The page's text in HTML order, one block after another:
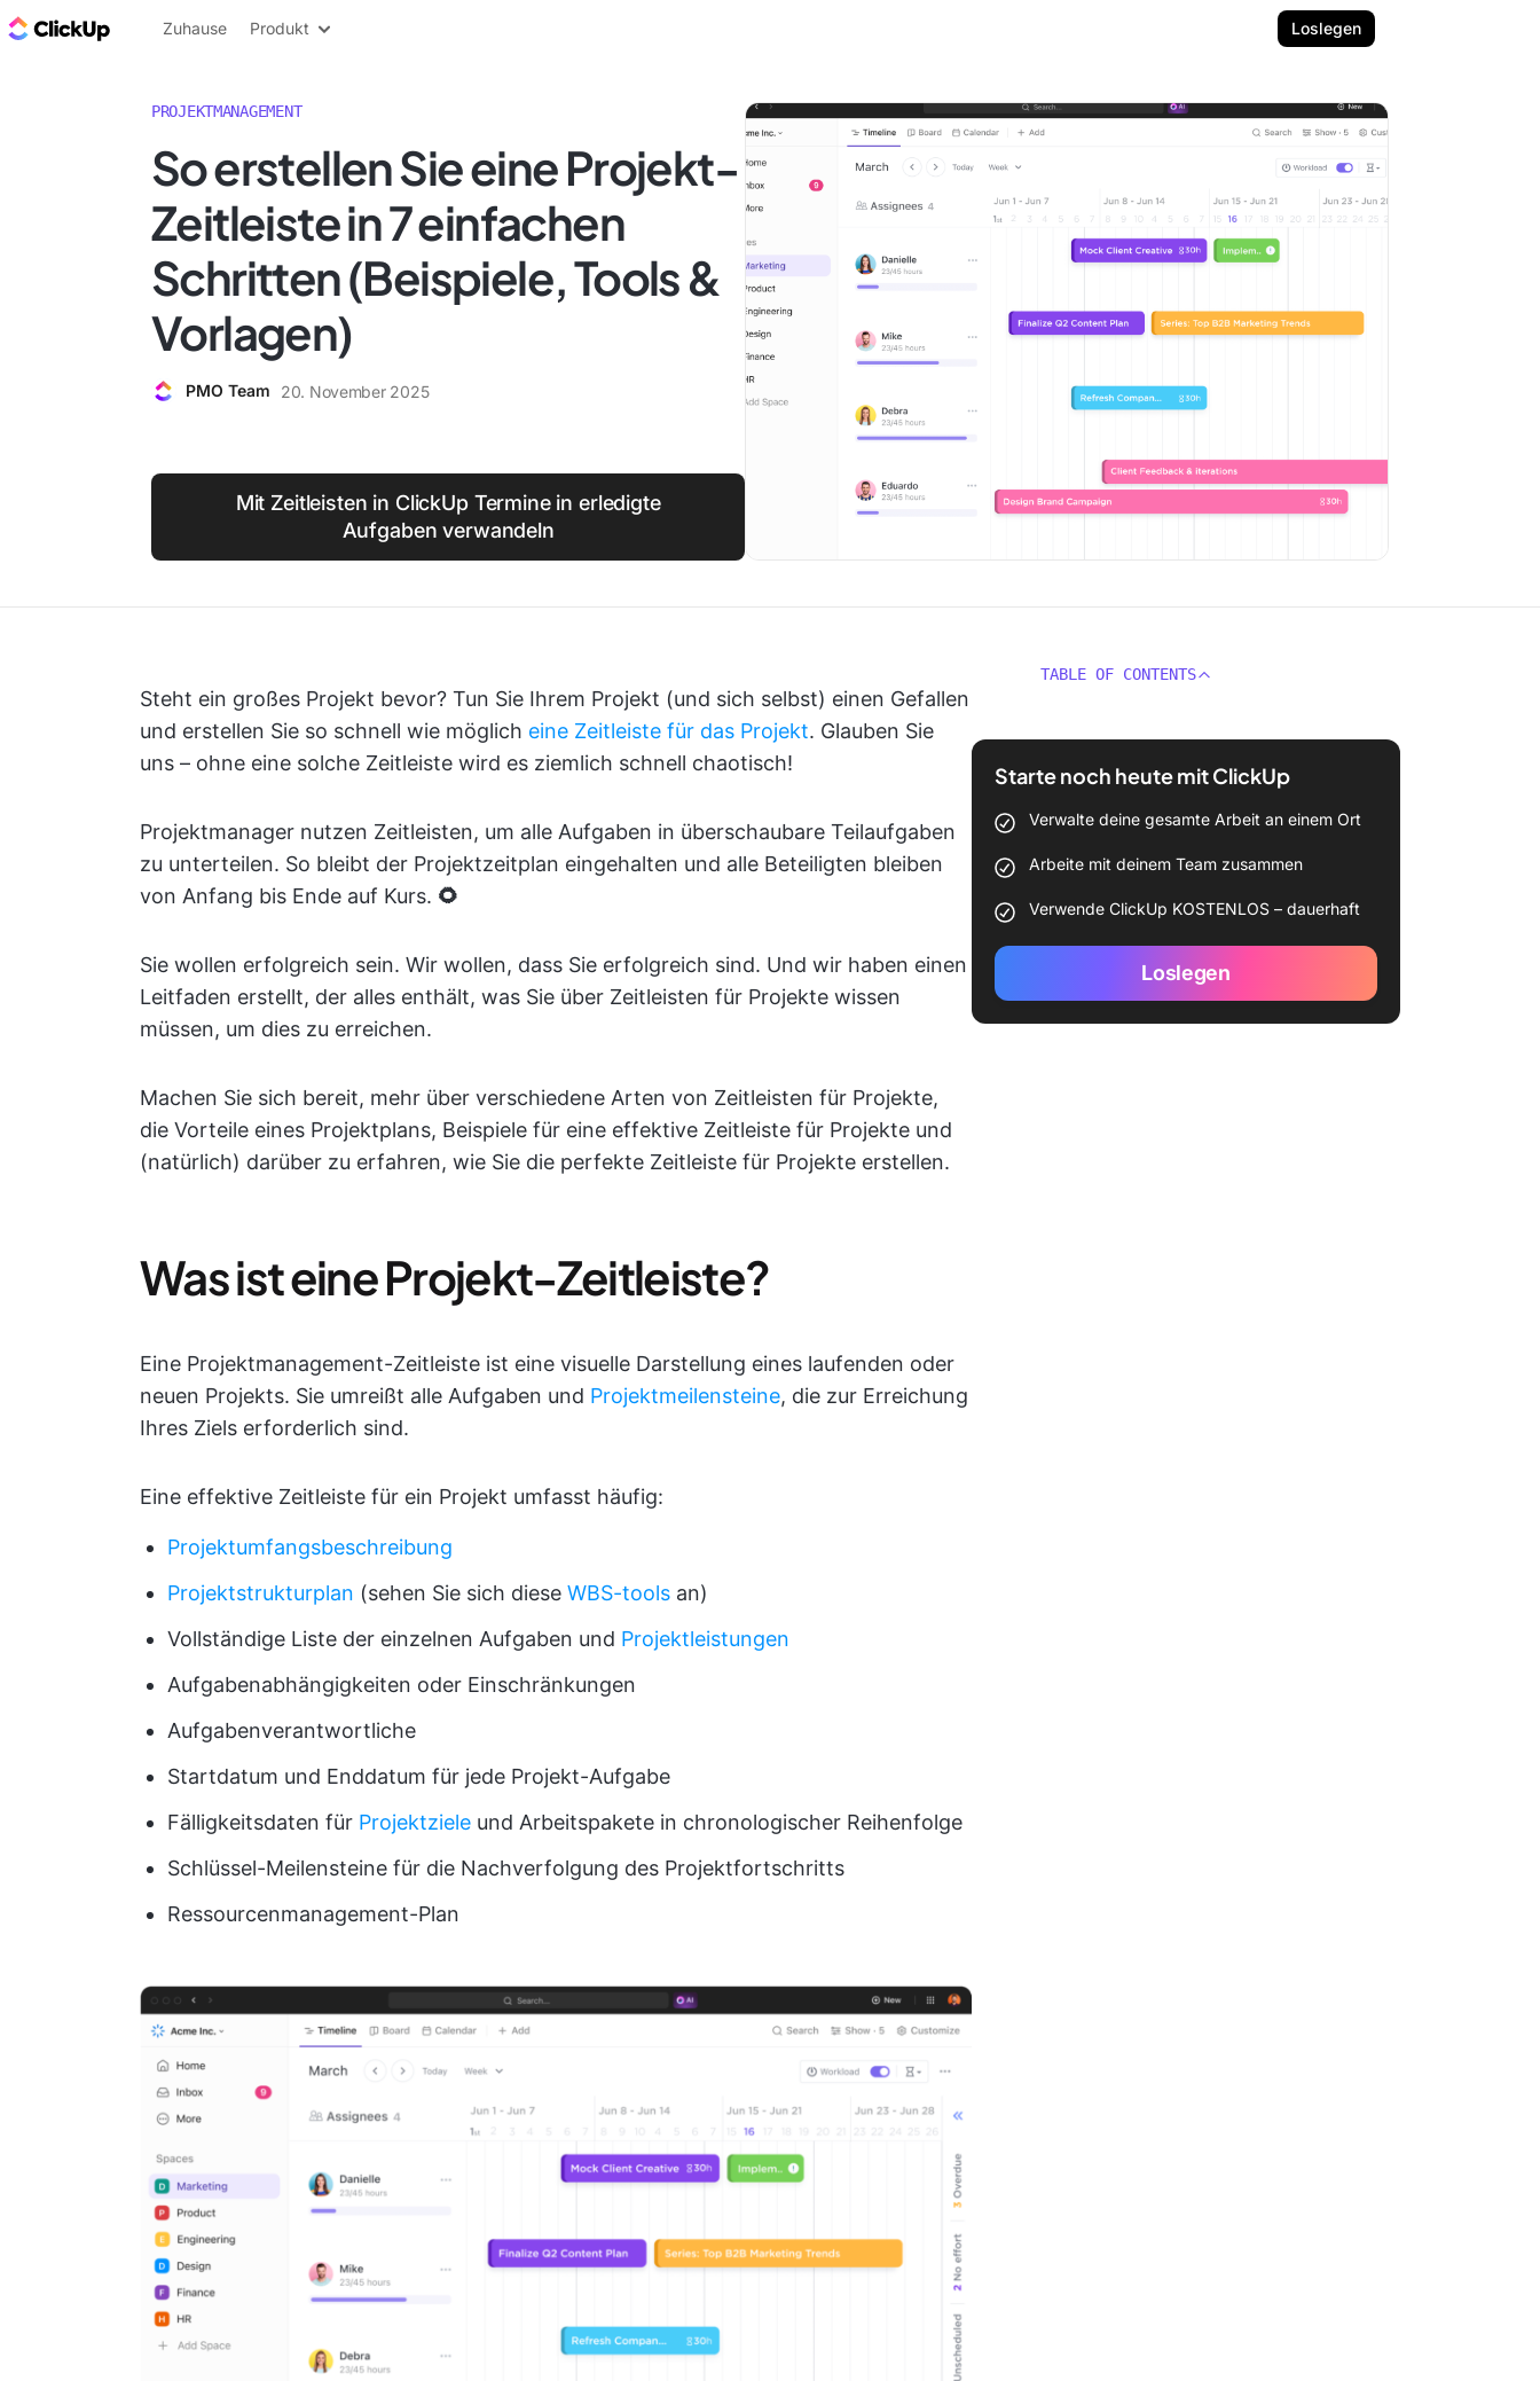
ClickUp Blog
Zuhause Produkt Loslegen
PROJEKTMANAGEMENT
So erstellen Sie eine Projekt-
Zeitleiste in 7 einfachen
Schritten (Beispiele, Tools &
Vorlagen)
PMO Team 20. November 2025
Mit Zeitleisten in ClickUp Termine in erledigte
Aufgaben verwandeln
Steht ein großes Projekt bevor? Tun Sie Ihrem Projekt (und sich selbst) einen Gefallen
und erstellen Sie so schnell wie möglich eine Zeitleiste für das Projekt. Glauben Sie
uns – ohne eine solche Zeitleiste wird es ziemlich schnell chaotisch!
Projektmanager nutzen Zeitleisten, um alle Aufgaben in überschaubare Teilaufgaben
zu unterteilen. So bleibt der Projektzeitplan eingehalten und alle Beteiligten bleiben
von Anfang bis Ende auf Kurs. 🌻
Sie wollen erfolgreich sein. Wir wollen, dass Sie erfolgreich sind. Und wir haben einen
Leitfaden erstellt, der alles enthält, was Sie über Zeitleisten für Projekte wissen
müssen, um dies zu erreichen.
Machen Sie sich bereit, mehr über verschiedene Arten von Zeitleisten für Projekte,
die Vorteile eines Projektplans, Beispiele für eine effektive Zeitleiste für Projekte und
(natürlich) darüber zu erfahren, wie Sie die perfekte Zeitleiste für Projekte erstellen.
Was ist eine Projekt-Zeitleiste?
Eine Projektmanagement-Zeitleiste ist eine visuelle Darstellung eines laufenden oder
neuen Projekts. Sie umreißt alle Aufgaben und Projektmeilensteine, die zur Erreichung
Ihres Ziels erforderlich sind.
Eine effektive Zeitleiste für ein Projekt umfasst häufig:
Projektumfangsbeschreibung
Projektstrukturplan (sehen Sie sich diese WBS-tools an)
Vollständige Liste der einzelnen Aufgaben und Projektleistungen
Aufgabenabhängigkeiten oder Einschränkungen
Aufgabenverantwortliche
Startdatum und Enddatum für jede Projekt-Aufgabe
Fälligkeitsdaten für Projektziele und Arbeitspakete in chronologischer Reihenfolge
Schlüssel-Meilensteine für die Nachverfolgung des Projektfortschritts
Ressourcenmanagement-Plan
TABLE OF CONTENTS
Starte noch heute mit ClickUp
Verwalte deine gesamte Arbeit an einem Ort
Arbeite mit deinem Team zusammen
Verwende ClickUp KOSTENLOS – dauerhaft
Loslegen